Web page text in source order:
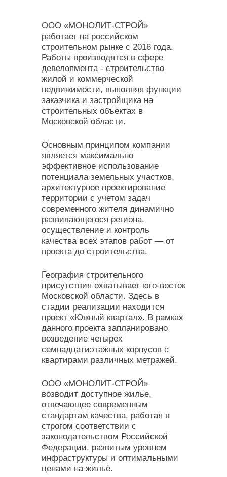
ООО «МОНОЛИТ-СТРОЙ»
работает на российском
строительном рынке с 2016 года.
Работы производятся в сфере
девелопмента - строительство
жилой и коммерческой
недвижимости, выполняя функции
заказчика и застройщика на
строительных объектах в
Московской области.
Основным принципом компании
является максимально
эффективное использование
потенциала земельных участков,
архитектурное проектирование
территории с учетом задач
современного жителя динамично
развивающегося региона,
осуществление и контроль
качества всех этапов работ — от
проекта до строительства.
География строительного
присутствия охватывает юго-восток
Московской области. Здесь в
стадии реализации находится
проект «Южный квартал». В рамках
данного проекта запланировано
возведение четырех
семнадцатиэтажных корпусов с
квартирами различных метражей.
ООО «МОНОЛИТ-СТРОЙ»
возводит доступное жилье,
отвечающее современным
стандартам качества, работая в
строгом соответствии с
законодательством Российской
Федерации, развитым уровнем
инфраструктуры и оптимальными
ценами на жильё.